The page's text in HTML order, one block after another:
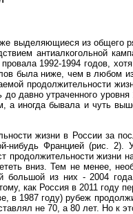
выделяющиеся из общего
антиалкогольной
1992-1994 годов,
была ниже, чем в любом
продолжительности
давно утраченного уровня
а иногда бывала и чуть
жизни в России за
нибудь Францией (рис.
продолжительности жизни
вниз. Тем не менее,
из них - 2004
как Россия в 2011 году
в 1987 году) рубеж
не 70, а 80 лет. Но к